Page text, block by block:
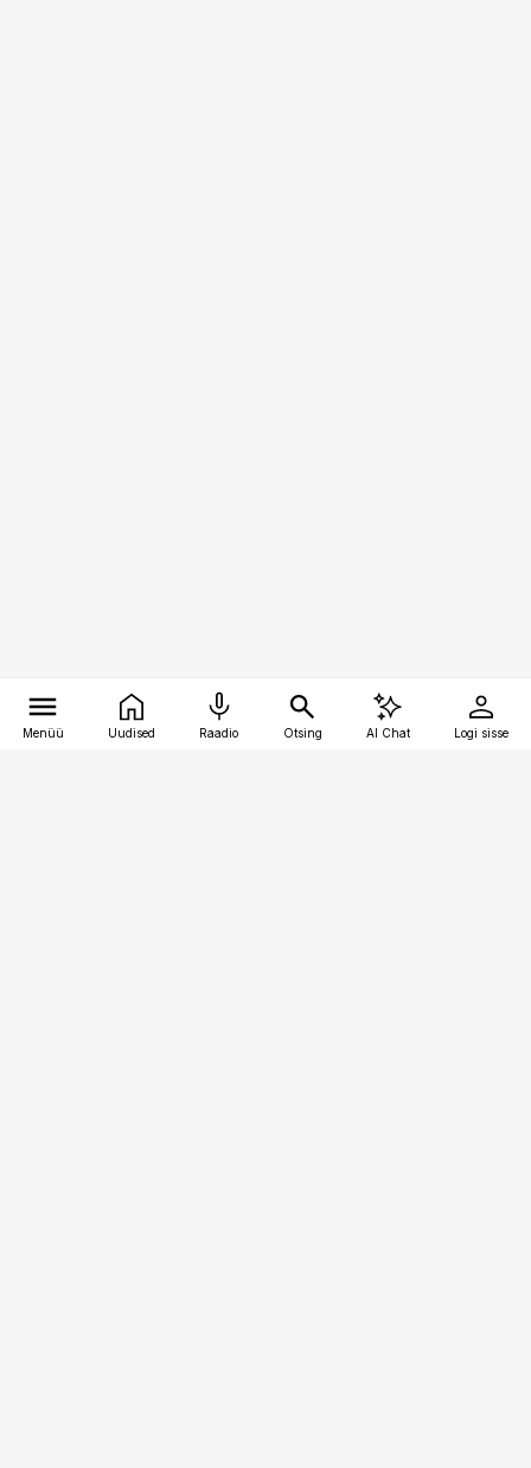
Menüü Uudised Raadio Otsing AI Chat Logi sisse